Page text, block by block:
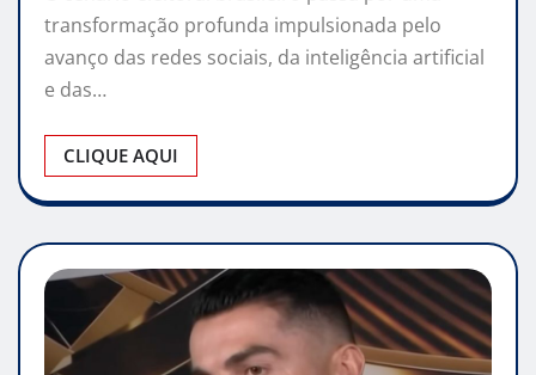
transformação profunda impulsionada pelo
avanço das redes sociais, da inteligência artificial
e das…
CLIQUE AQUI